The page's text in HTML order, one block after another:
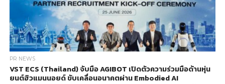
PR NEWS
VST ECS (Thailand) จับมือ AGIBOT เปิดตัวความร่วมมือด้านหุ่น
ยนต์ฮิวแมนนอยด์ ขับเคลื่อนอนาคตผ่าน Embodied AI